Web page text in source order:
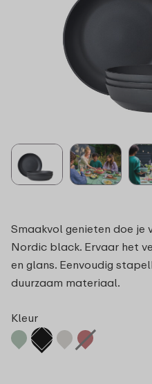
Smaakvol genieten doe
Nordic black. Ervaar het
en glans. Eenvoudig
duurzaam materiaal.
Kleur